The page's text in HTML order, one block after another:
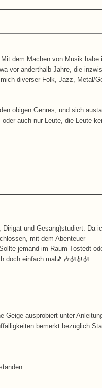
dem Machen von Musik habe
vor anderthalb Jahre, die
diverser Folk, Jazz, Metal/
obigen Genres, und sich
auch nur Leute, die Leute
und Gesang)studiert. Da
mit dem Abenteuer
jemand im Raum Tostedt
doch einfach mal 🎵🎶🎻🎻🎻
Geige ausprobiert unter
bemerkt bezüglich